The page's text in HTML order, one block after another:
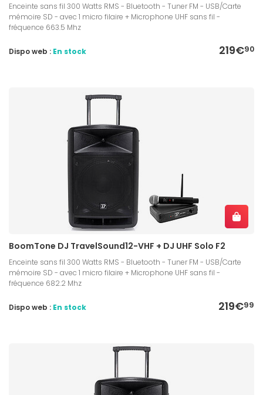
Enceinte sans fil 300 Watts RMS - Bluetooth - Tuner FM - USB/Carte
mémoire SD - avec 1 micro filaire + Microphone UHF sans fil -
fréquence 663.5 Mhz
219€90
Dispo web : En stock
BoomTone DJ TravelSound12-VHF + DJ UHF Solo F2
Enceinte sans fil 300 Watts RMS - Bluetooth - Tuner FM - USB/Carte
mémoire SD - avec 1 micro filaire + Microphone UHF sans fil -
fréquence 682.2 Mhz
219€99
Dispo web : En stock